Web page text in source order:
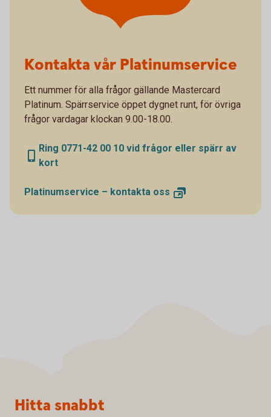
Kontakta vår Platinumservice
Ett nummer för alla frågor gällande Mastercard
Platinum. Spärrservice öppet dygnet runt, för övriga
frågor vardagar klockan 9.00-18.00.
Ring 0771-42 00 10 vid frågor eller spärr av
kort
Platinumservice – kontakta oss
Sidfot
Hitta snabbt